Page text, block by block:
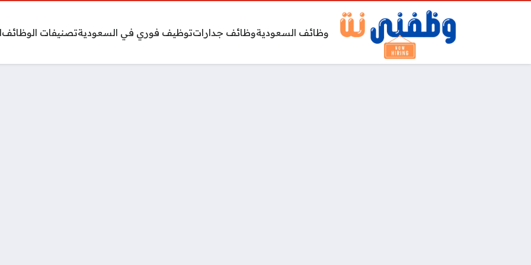
وظائف السعوديةوظائف جداراتتوظيف فوري في السعوديةتصنيفات الوظائف